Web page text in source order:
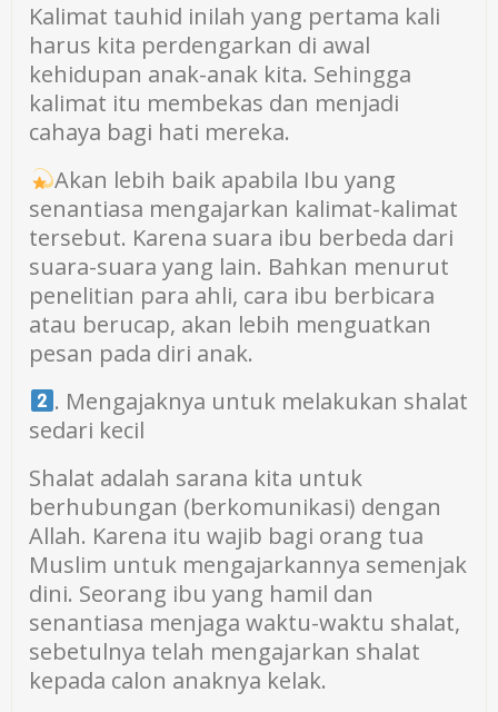
Kalimat tauhid inilah yang pertama kali
harus kita perdengarkan di awal
kehidupan anak-anak kita. Sehingga
kalimat itu membekas dan menjadi
cahaya bagi hati mereka.
Akan lebih baik apabila Ibu yang
senantiasa mengajarkan kalimat-kalimat
tersebut. Karena suara ibu berbeda dari
suara-suara yang lain. Bahkan menurut
penelitian para ahli, cara ibu berbicara
atau berucap, akan lebih menguatkan
pesan pada diri anak.
. Mengajaknya untuk melakukan shalat
sedari kecil
Shalat adalah sarana kita untuk
berhubungan (berkomunikasi) dengan
Allah. Karena itu wajib bagi orang tua
Muslim untuk mengajarkannya semenjak
dini. Seorang ibu yang hamil dan
senantiasa menjaga waktu-waktu shalat,
sebetulnya telah mengajarkan shalat
kepada calon anaknya kelak.